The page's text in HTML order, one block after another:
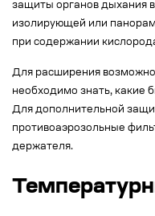
защиты органов дыхания
изолирующей или
при содержании
Для расширения
необходимо знать, какие
Для дополнительной
противоаэрозольные
держателя.